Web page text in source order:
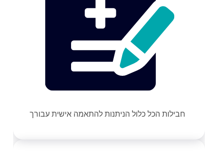
חבילות הכל כלול הניתנות להתאמה אישית עבורך